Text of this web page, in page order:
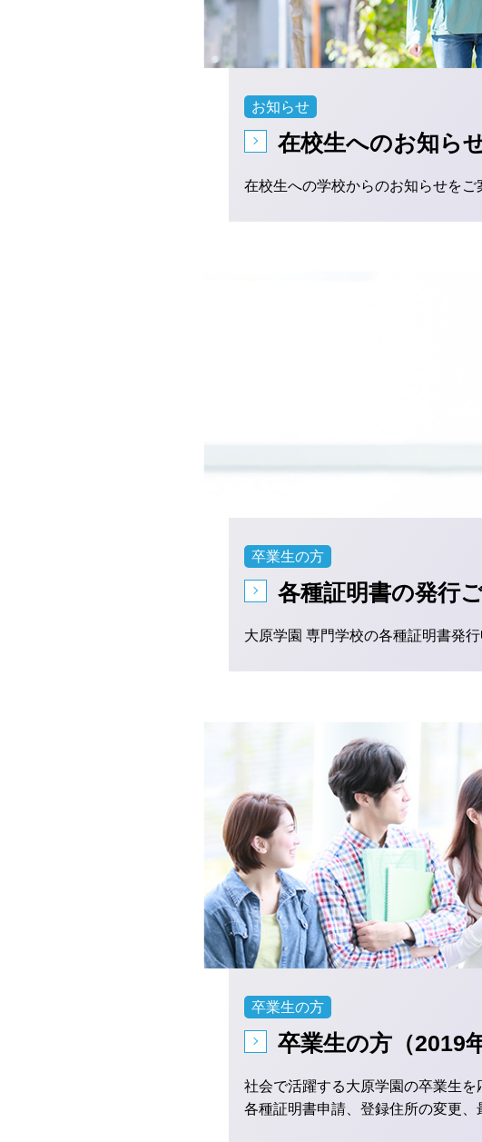
お知らせ
在校生へのお知ら
在校生への学校からのお知らせをご
卒業生の方
各種証明書の発行
大原学園 専門学校の各種証明書発
卒業生の方
卒業生の方（2019
社会で活躍する大原学園の卒業生を
各種証明書申請、登録住所の変更、